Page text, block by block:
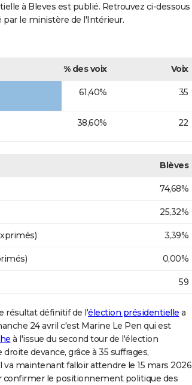
à Bleves est publié. Retrouvez ci-dessous
le ministère de l'Intérieur.
% des voix
Voix
61,40% 35
38,60% 22
Blèves
74,68%
25,32%
3,39%
0,00%
59
résultat définitif de l'élection présidentielle a
24 avril c'est Marine Le Pen qui est
à l'issue du second tour de l'élection
devance, grâce à 35 suffrages,
maintenant falloir attendre le 15 mars 2026
confirmer le positionnement politique des